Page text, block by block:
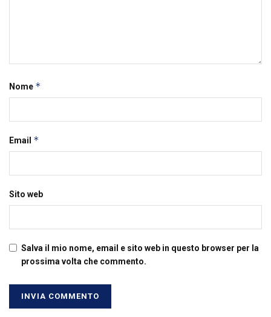
Nome *
Email *
Sito web
Salva il mio nome, email e sito web in questo browser per la
prossima volta che commento.